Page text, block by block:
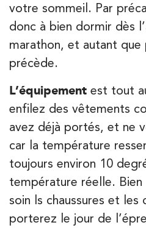
votre sommeil. Par
donc à bien dormir dès
marathon, et autant que
précède.
L’équipement est tout
enfilez des vêtements
avez déjà portés, et ne
car la température
toujours environ 10
température réelle. Bien
soin ls chaussures et les
porterez le jour de